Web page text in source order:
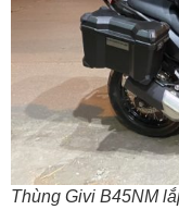
Thùng Givi B45NM